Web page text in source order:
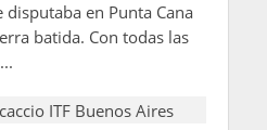
disputaba en Punta Cana
batida. Con todas las